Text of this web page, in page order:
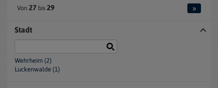
Von 27 bis 29 »
Stadt
Wehrheim (2)
Luckenwalde (1)